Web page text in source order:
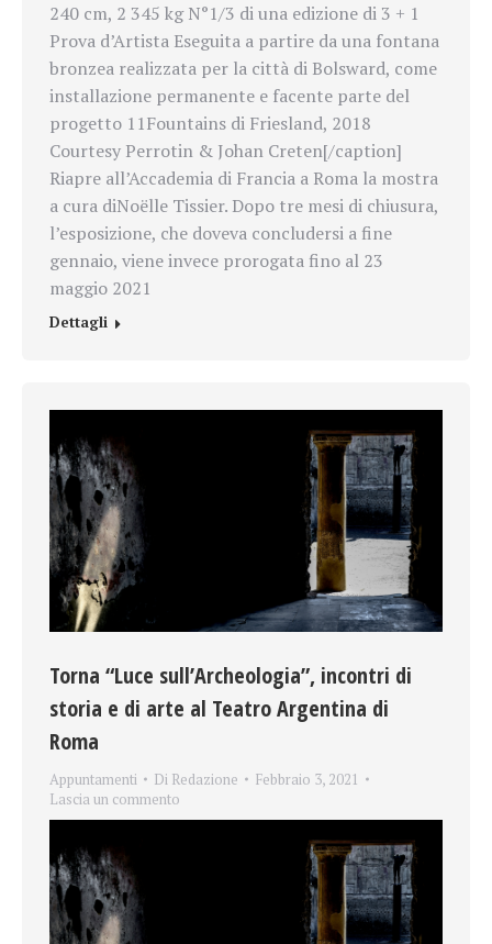
240 cm, 2 345 kg N°1/3 di una edizione di 3 + 1
Prova d’Artista Eseguita a partire da una fontana
bronzea realizzata per la città di Bolsward, come
installazione permanente e facente parte del
progetto 11Fountains di Friesland, 2018
Courtesy Perrotin & Johan Creten[/caption]
Riapre all’Accademia di Francia a Roma la mostra
a cura diNoëlle Tissier. Dopo tre mesi di chiusura,
l’esposizione, che doveva concludersi a fine
gennaio, viene invece prorogata fino al 23
maggio 2021
Dettagli
Torna “Luce sull’Archeologia”, incontri di
storia e di arte al Teatro Argentina di
Roma
Appuntamenti Di Redazione
Febbraio 3, 2021
Lascia un commento